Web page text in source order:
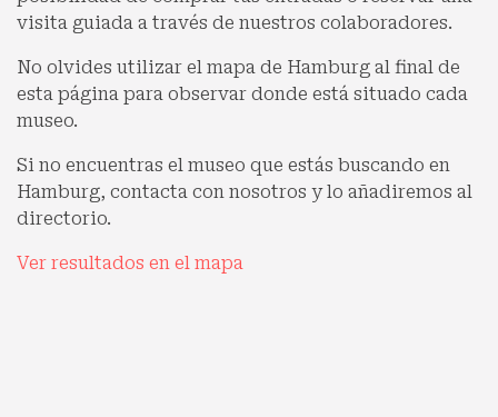
visita guiada a través de nuestros colaboradores.
No olvides utilizar el mapa de Hamburg al final de
esta página para observar donde está situado cada
museo.
Si no encuentras el museo que estás buscando en
Hamburg, contacta con nosotros y lo añadiremos al
directorio.
Ver resultados en el mapa